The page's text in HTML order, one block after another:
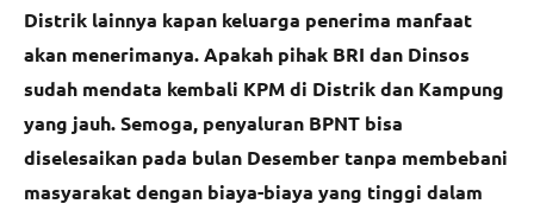
Distrik lainnya kapan keluarga penerima manfaat
akan menerimanya. Apakah pihak BRI dan Dinsos
sudah mendata kembali KPM di Distrik dan Kampung
yang jauh. Semoga, penyaluran BPNT bisa
diselesaikan pada bulan Desember tanpa membebani
masyarakat dengan biaya-biaya yang tinggi dalam